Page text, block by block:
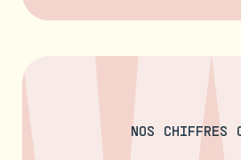
NOS CHIFFRES